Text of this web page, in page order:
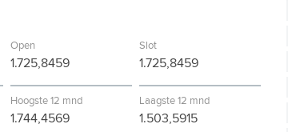
Open
1.725,8459
Slot
1.725,8459
Hoogste 12 mnd
1.744,4569
Laagste 12 mnd
1.503,5915